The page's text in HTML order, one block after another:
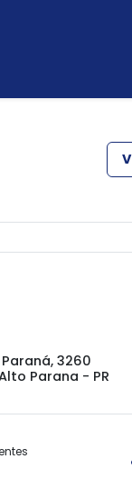
3260
Parana - PR